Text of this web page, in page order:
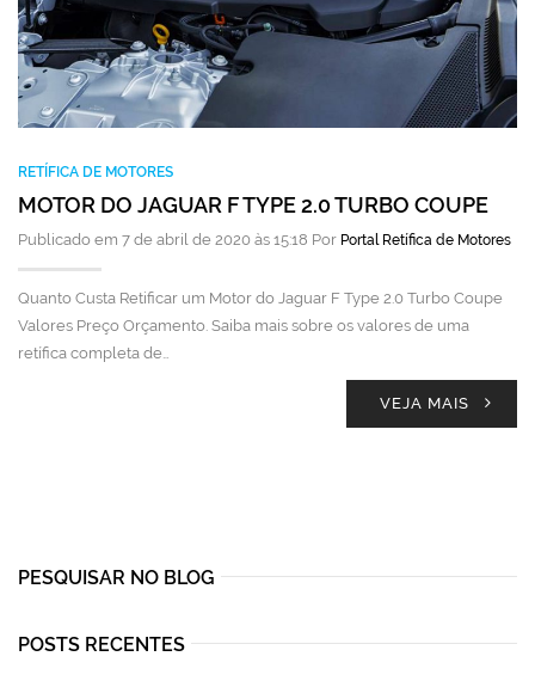
RETÍFICA DE MOTORES
MOTOR DO JAGUAR F TYPE 2.0 TURBO COUPE
Publicado em 7 de abril de 2020 às 15:18 Por Portal Retífica de Motores
Quanto Custa Retificar um Motor do Jaguar F Type 2.0 Turbo Coupe
Valores Preço Orçamento. Saiba mais sobre os valores de uma
retífica completa de…
VEJA MAIS
PESQUISAR NO BLOG
POSTS RECENTES